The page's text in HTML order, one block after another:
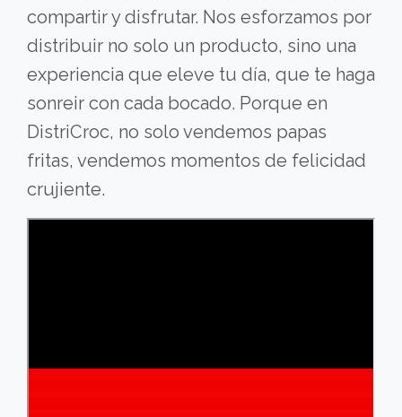
compartir y disfrutar. Nos esforzamos por
distribuir no solo un producto, sino una
experiencia que eleve tu día, que te haga
sonreir con cada bocado. Porque en
DistriCroc, no solo vendemos papas
fritas, vendemos momentos de felicidad
crujiente.